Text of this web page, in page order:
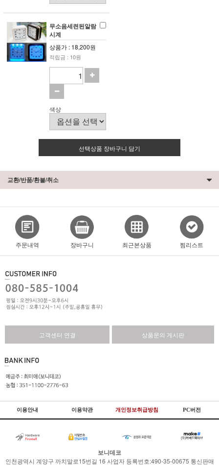
무소음세련된알람
시계
상품가 : 18,200원
적립금 : 10원
색상
선택상품 장바구니 담기
교환/반품/환불/취소
주문내역 장바구니 최근본상품 찜리스트
고객센터 연결 상품문의 게시판
이용안내 이용약관 개인정보취급방침 PC버전
보니데코
인천광역시 계양구 까치말로15번길 16 사업자 등록번호:490-35-00675 통신판매